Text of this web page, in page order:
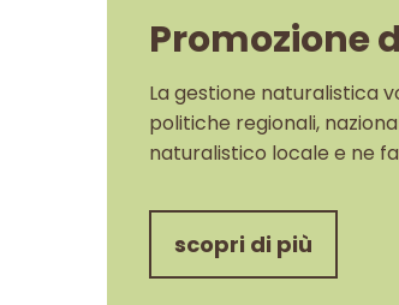
Promozione
La gestione naturalistica
politiche regionali,
naturalistico locale e ne
scopri di più